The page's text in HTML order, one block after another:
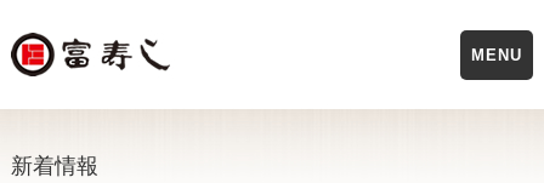
新着情報
MENU